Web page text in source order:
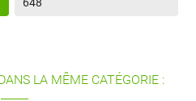
LA MÊME CATÉGORIE :